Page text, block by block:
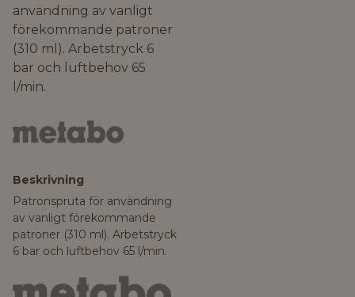
användning av vanligt
förekommande patroner
(310 ml). Arbetstryck 6
bar och luftbehov 65
l/min.
Beskrivning
Patronspruta för användning
av vanligt förekommande
patroner (310 ml). Arbetstryck
6 bar och luftbehov 65 l/min.